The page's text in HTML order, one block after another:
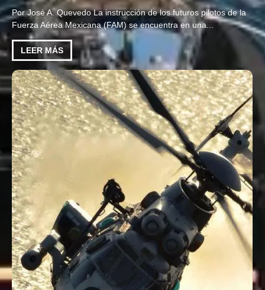
Por José A. Quevedo La instrucción de los futuros pilotos de la
Fuerza Aérea Mexicana (FAM) se encuentra en una...
LEER MÁS